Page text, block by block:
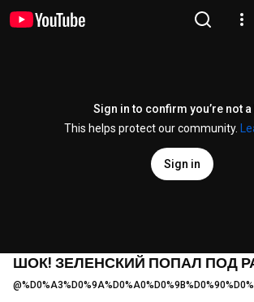
Sign in to confirm you’re not a
This helps protect our community.
Sign in
ШОК! ЗЕЛЕНСКИЙ ПОПАЛ ПОД
@